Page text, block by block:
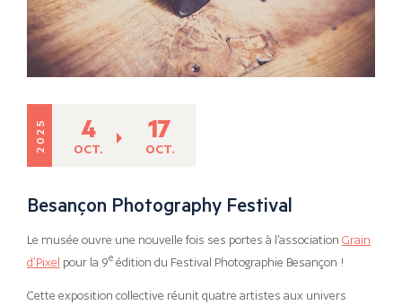
2025 4
OCT.
17
OCT.
Besançon Photography Festival
Le musée ouvre une nouvelle fois ses portes à l’association Grain
d’Pixel pour la 9e édition du Festival Photographie Besançon !
Cette exposition collective réunit quatre artistes aux univers